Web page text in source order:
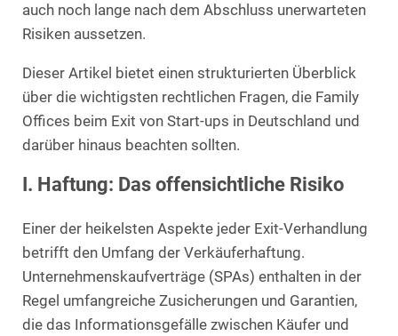
auch noch lange nach dem Abschluss unerwarteten
Risiken aussetzen.
Dieser Artikel bietet einen strukturierten Überblick
über die wichtigsten rechtlichen Fragen, die Family
Offices beim Exit von Start-ups in Deutschland und
darüber hinaus beachten sollten.
I. Haftung: Das offensichtliche Risiko
Einer der heikelsten Aspekte jeder Exit-Verhandlung
betrifft den Umfang der Verkäuferhaftung.
Unternehmenskaufverträge (SPAs) enthalten in der
Regel umfangreiche Zusicherungen und Garantien,
die das Informationsgefälle zwischen Käufer und